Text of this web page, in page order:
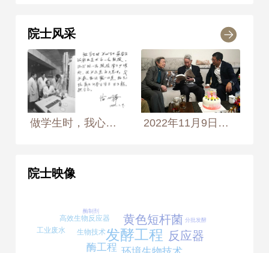
1999年
荣获 中国轻工业联合会技术
发明奖 二等奖
1999年
荣获 上海市科学技术进步
奖 二等奖
2003年
合会科学技术奖 一等奖
院士风采
做学生时，我心目中最崇尚的职业是成为一名教授。现今做一位教授有不少难处，但我还是乐在其中，令我最感欣慰的是眼见培养出的昔日学子正在超越自己。 1999年1月9日，摄于无锡轻工业大学 摄影师：侯艺兵 2022年11月9日下午，江南大学校长陈卫，副校长张影陆，《伦世仪传》主编王武前往中国工程院院士伦世仪先生家中，拜访慰问了伦世仪院士，送上了新发布的《伦世仪传》。图为伦世仪院士（中）阅读《伦世仪传》
院士映像
发酵工程
黄色短杆菌
反应器
酶工程
高效生物反应器
生物技术
工业废水
分批发酵
酶制剂